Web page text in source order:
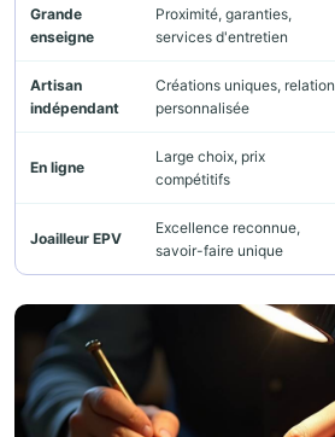
Grande
enseigne
Proximité, garanties,
services d'entretien
Artisan
indépendant
Créations uniques, relation
personnalisée
En ligne
Large choix, prix
compétitifs
Joailleur EPV
Excellence reconnue,
savoir-faire unique